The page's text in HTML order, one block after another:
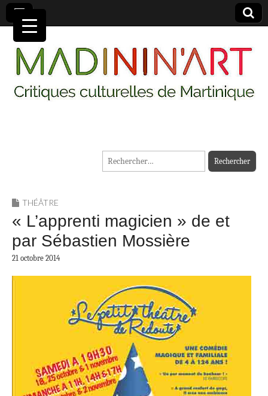
MADININ'ART
Rechercher :
THÉÂTRE
« L’apprenti magicien » de et
par Sébastien Mossière
21 octobre 2014